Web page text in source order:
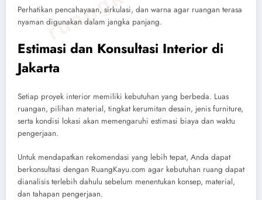
Perhatikan pencahayaan, sirkulasi, dan warna agar ruangan terasa
nyaman digunakan dalam jangka panjang.
Estimasi dan Konsultasi Interior di
Jakarta
Setiap proyek interior memiliki kebutuhan yang berbeda. Luas
ruangan, pilihan material, tingkat kerumitan desain, jenis furniture,
serta kondisi lokasi akan memengaruhi estimasi biaya dan waktu
pengerjaan.
Untuk mendapatkan rekomendasi yang lebih tepat, Anda dapat
berkonsultasi dengan RuangKayu.com agar kebutuhan ruang dapat
dianalisis terlebih dahulu sebelum menentukan konsep, material,
dan tahapan pengerjaan.